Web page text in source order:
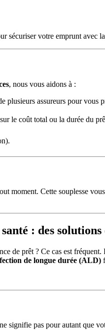
sécuriser votre emprunt avec
, nous vous aidons à :
plusieurs assureurs pour vous
le coût total ou la durée du
moment. Cette souplesse
: des
de prêt ? Ce cas est
de longue durée (ALD)
signifie pas pour autant que